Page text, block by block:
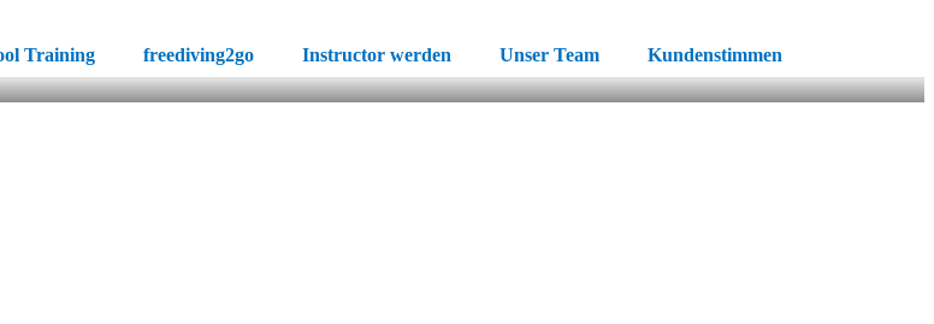
Training freediving2go Instructor werden Unser Team Kundenstimmen